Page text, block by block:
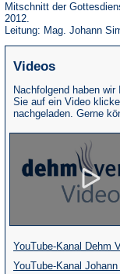
Mitschnitt der
2012.
Leitung: Mag. Johann
Videos
Nachfolgend haben
Sie auf ein Video
nachgeladen. Gerne
YouTube-Kanal Dehm
YouTube-Kanal